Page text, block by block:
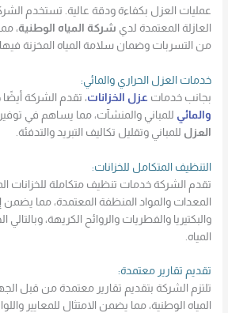
عمليات العزل بكفاءة ودقة عالية. تستخدم
العازلة المعتمدة لدي شركة المياه الوطنية،
من التسربات وضمان سلامة المياه المخزنة فيها.
خدمات العزل الحراري والمائي:
بجانب خدمات عزل الخزانات، تقدم الشركة
والمائي للمباني والمنشآت، مما يساهم في
العزل للمباني وتقليل تكاليف التبريد والتدفئة.
التنظيف المتكامل للخزانات:
تقدم الشركة خدمات تنظيف متكاملة للخزانات
المعدات والمواد المنظفة المعتمدة، مما يضمن
والبكتيريا والفطريات والروائح الكريهة،
المياه.
تقديم تقارير معتمدة:
تلتزم الشركة بتقديم تقارير معتمدة من قبل
المياه الوطنية، مما يضمن الامتثال للمعايير